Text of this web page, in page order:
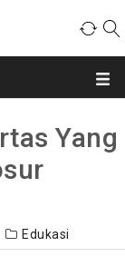
Yang
Edukasi